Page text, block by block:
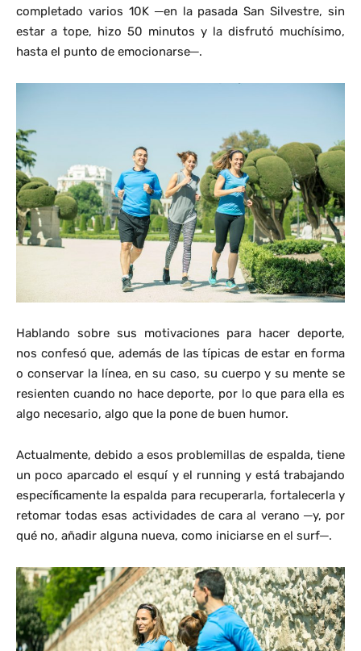
completado varios 10K ─en la pasada San Silvestre, sin
estar a tope, hizo 50 minutos y la disfrutó muchísimo,
hasta el punto de emocionarse─.
Hablando sobre sus motivaciones para hacer deporte,
nos confesó que, además de las típicas de estar en forma
o conservar la línea, en su caso, su cuerpo y su mente se
resienten cuando no hace deporte, por lo que para ella es
algo necesario, algo que la pone de buen humor.
Actualmente, debido a esos problemillas de espalda, tiene
un poco aparcado el esquí y el running y está trabajando
específicamente la espalda para recuperarla, fortalecerla y
retomar todas esas actividades de cara al verano ─y, por
qué no, añadir alguna nueva, como iniciarse en el surf─.